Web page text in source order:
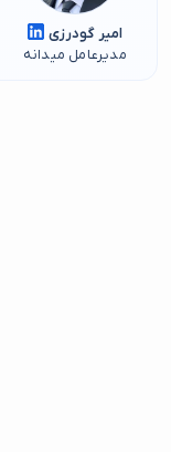
امیر گودرزی
مدیرعامل میدانه